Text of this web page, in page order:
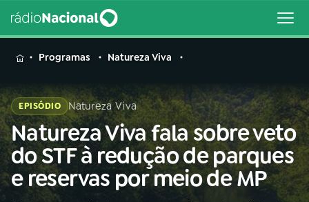
MENU
Buscar
na
Rádio
Nacional
Buscar
Programas Natureza Viva
EPISÓDIO Natureza Viva
Natureza Viva fala sobre veto
do STF à redução de parques
e reservas por meio de MP